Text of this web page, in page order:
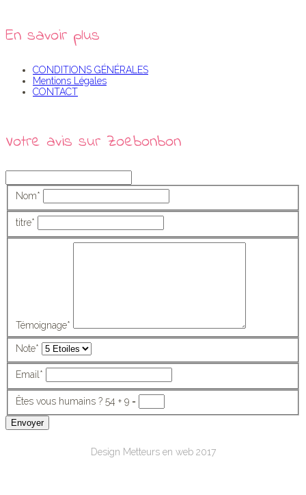
En savoir plus
CONDITIONS GÉNÉRALES
Mentions Légales
CONTACT
Votre avis sur Zoebonbon
Nom*
titre*
Témoignage*
Note*
Email *
Êtes vous humains ? 54 + 9 =
Envoyer
Design Metteurs en web 2017